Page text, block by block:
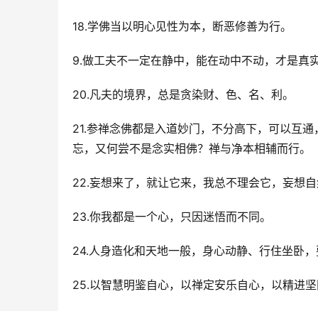
18.学佛当以明心见性为本，断恶修善为行。
9.做工夫不一定在静中，能在动中不动，才是真
20.凡夫的境界，总是贪染财、色、名、利。
21.参禅念佛都是入道妙门，不分高下，可以互
忘，又何尝不是念实相佛？禅与净本相辅而行。
22.妄想来了，就让它来，我总不理会它，妄想
23.你我都是一个心，只因迷悟而不同。
24.人身造化和天地一般，身心动静、行住坐卧
25.以智慧明鉴自心，以禅定安乐自心，以精进